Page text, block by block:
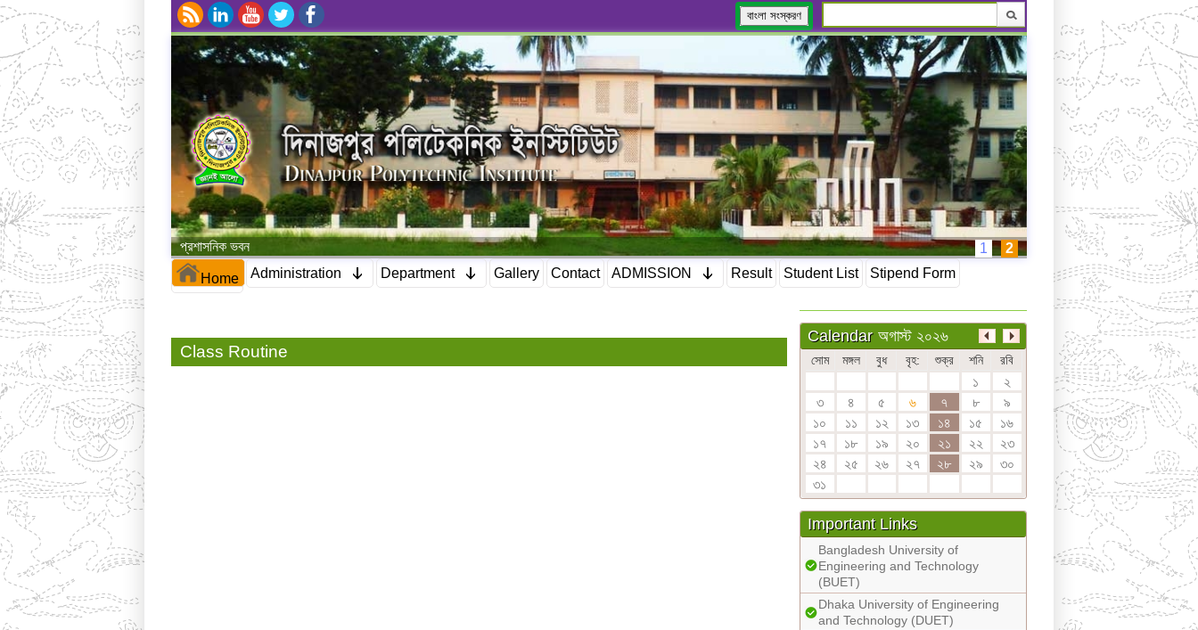
বাংলা সংস্করণ
প্রশাসনিক ভবন 1
2
Home
Administration Department Gallery Contact ADMISSION Result Student List Stipend Form
Class Routine
Calendar অগাস্ট ২০২৬
সোম মঙ্গল বুধ বৃহ: শুক্র শনি রবি
১
২
৩
৪ ৫ ৬ ৭ ৮
৯
১০
১১ ১২ ১৩ ১৪ ১৫
১৬
১৭
১৮ ১৯ ২০ ২১ ২২
২৩
২৪
২৫ ২৬ ২৭ ২৮ ২৯
৩০
৩১
Important Links
Bangladesh University of
Engineering and Technology
(BUET)
Dhaka University of Engineering
and Technology (DUET)